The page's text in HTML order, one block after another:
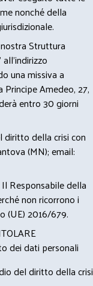
nonché della
Struttura
una missiva a
Amedeo, 27,
entro 30 giorni
della crisi con
(MN); email:
Responsabile della
non ricorrono i
(UE) 2016/679.
dei dati personali
del diritto della crisi